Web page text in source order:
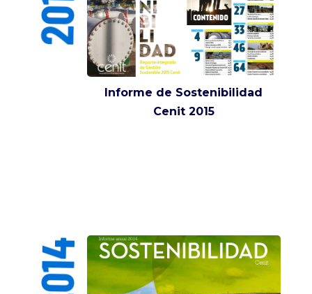
Informe de Sostenibilidad
Cenit 2015
2014